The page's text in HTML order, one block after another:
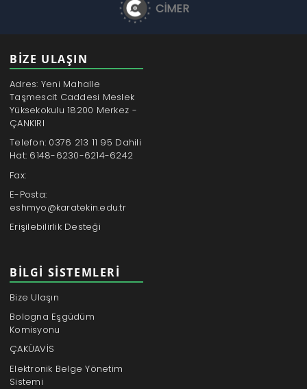
CİMER
BİZE ULAŞIN
Adres: Yeni Mahalle
Taşmescit Caddesi Meslek
Yüksekokulu 18200 Merkez -
ÇANKIRI
Telefon: 0376 213 11 95 Dahili
Hat: 6148-6230-6214-6242
Fax:
E-Posta:
eshmyo@karatekin.edu.tr
Erişilebilirlik Desteği
BILGI SISTEMLERI
Bize Ulaşın
Bologna Eşgüdüm
Komisyonu
ÇAKÜAVİS
Elektronik Belge Yönetim
Sistemi